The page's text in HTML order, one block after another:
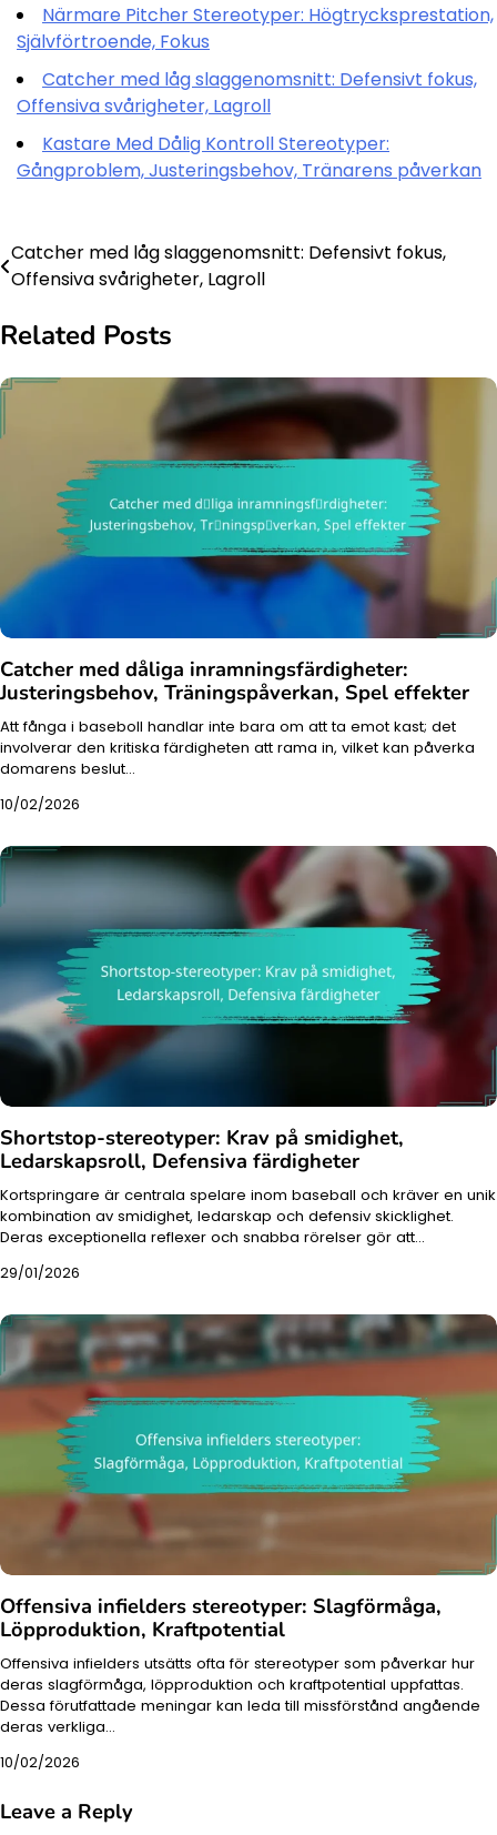
Närmare Pitcher Stereotyper: Högtrycksprestation,
Självförtroende, Fokus
Catcher med låg slaggenomsnitt: Defensivt fokus,
Offensiva svårigheter, Lagroll
Kastare Med Dålig Kontroll Stereotyper:
Gångproblem, Justeringsbehov, Tränarens påverkan
Post
Catcher med låg slaggenomsnitt: Defensivt fokus,
Offensiva svårigheter, Lagroll
Related Posts
Catcher med dåliga inramningsfärdigheter:
Justeringsbehov, Träningspåverkan, Spel effekter
Att fånga i baseboll handlar inte bara om att ta emot kast; det
involverar den kritiska färdigheten att rama in, vilket kan påverka
domarens beslut…
10/02/2026
Shortstop-stereotyper: Krav på smidighet,
Ledarskapsroll, Defensiva färdigheter
Kortspringare är centrala spelare inom baseball och kräver en unik
kombination av smidighet, ledarskap och defensiv skicklighet.
Deras exceptionella reflexer och snabba rörelser gör att…
29/01/2026
Offensiva infielders stereotyper: Slagförmåga,
Löpproduktion, Kraftpotential
Offensiva infielders utsätts ofta för stereotyper som påverkar hur
deras slagförmåga, löpproduktion och kraftpotential uppfattas.
Dessa förutfattade meningar kan leda till missförstånd angående
deras verkliga…
10/02/2026
Leave a Reply